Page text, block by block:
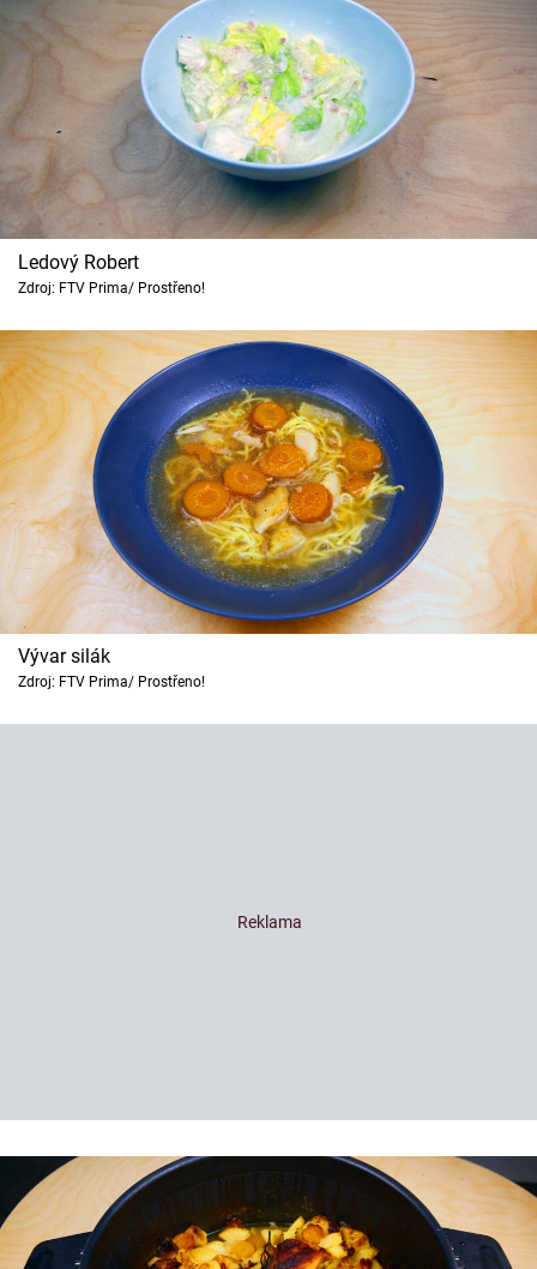
Ledový Robert
Zdroj: FTV Prima/ Prostřeno!
Vývar silák
Zdroj: FTV Prima/ Prostřeno!